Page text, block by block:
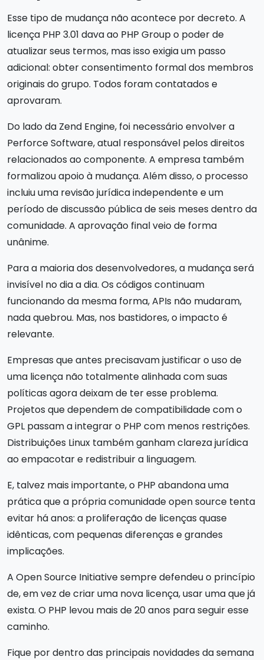
Esse tipo de mudança não acontece por decreto. A
licença PHP 3.01 dava ao PHP Group o poder de
atualizar seus termos, mas isso exigia um passo
adicional: obter consentimento formal dos membros
originais do grupo. Todos foram contatados e
aprovaram.
Do lado da Zend Engine, foi necessário envolver a
Perforce Software, atual responsável pelos direitos
relacionados ao componente. A empresa também
formalizou apoio à mudança. Além disso, o processo
incluiu uma revisão jurídica independente e um
período de discussão pública de seis meses dentro da
comunidade. A aprovação final veio de forma
unânime.
Para a maioria dos desenvolvedores, a mudança será
invisível no dia a dia. Os códigos continuam
funcionando da mesma forma, APIs não mudaram,
nada quebrou. Mas, nos bastidores, o impacto é
relevante.
Empresas que antes precisavam justificar o uso de
uma licença não totalmente alinhada com suas
políticas agora deixam de ter esse problema.
Projetos que dependem de compatibilidade com o
GPL passam a integrar o PHP com menos restrições.
Distribuições Linux também ganham clareza jurídica
ao empacotar e redistribuir a linguagem.
E, talvez mais importante, o PHP abandona uma
prática que a própria comunidade open source tenta
evitar há anos: a proliferação de licenças quase
idênticas, com pequenas diferenças e grandes
implicações.
A Open Source Initiative sempre defendeu o princípio
de, em vez de criar uma nova licença, usar uma que já
exista. O PHP levou mais de 20 anos para seguir esse
caminho.
Fique por dentro das principais novidades da semana